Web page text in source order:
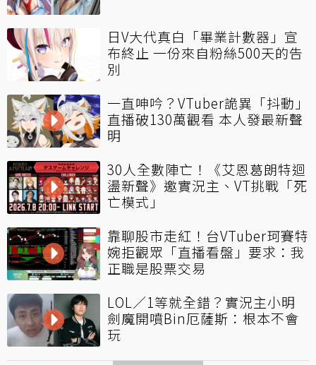
日V大代真白「畢業計數器」宣
布終止 一份來自粉絲500天的告
別
一直呻吟？VTuber詭異「抖動」
直播破130萬觀看 本人發最新聲
明
30人全數陣亡！《艾恩葛朗特迴
盪新聲》邀實況主、VT挑戰「死
亡模式」
靠聊股市走紅！台VTuber珂賽特
婉拒觀眾「直播看盤」要求：我
正職是股票交易
LOL／1等就全錯？實況主小明
劍魔開噴Bin厄薩斯：根本不會
玩